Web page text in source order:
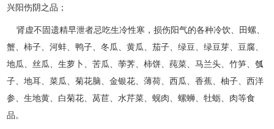
兴阳伤阴之品；
肾虚不固遗精早泄者忌吃生冷性寒，损伤阳气的各种冷饮、田螺、
蟹、柿子、河蚌、鸭子、冬瓜、黄瓜、茄子、绿豆、绿豆芽、豆腐、
地瓜、丝瓜、生萝卜、苦瓜、荸荠、柿饼、莼菜、马兰头、竹笋、瓠
子、地耳、菜瓜、菊花脑、金银花、薄荷、西瓜、香蕉、柚子、西洋
参、生地黄、白菊花、莴苣、水芹菜、蚬肉、螺蛳、牡蛎、肉等食
品。